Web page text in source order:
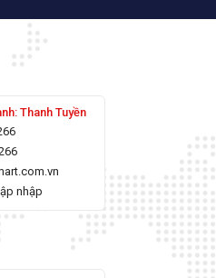
Thanh Tuyền
nhập